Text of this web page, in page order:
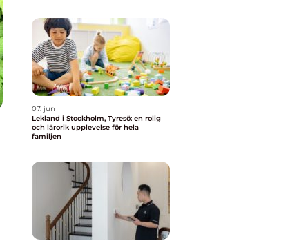
07. jun
Lekland i Stockholm, Tyresö: en rolig
och lärorik upplevelse för hela
familjen